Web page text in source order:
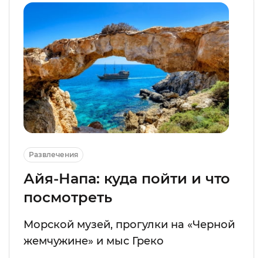
Развлечения
Айя-Напа: куда пойти и что
посмотреть
Морской музей, прогулки на «Черной
жемчужине» и мыс Греко